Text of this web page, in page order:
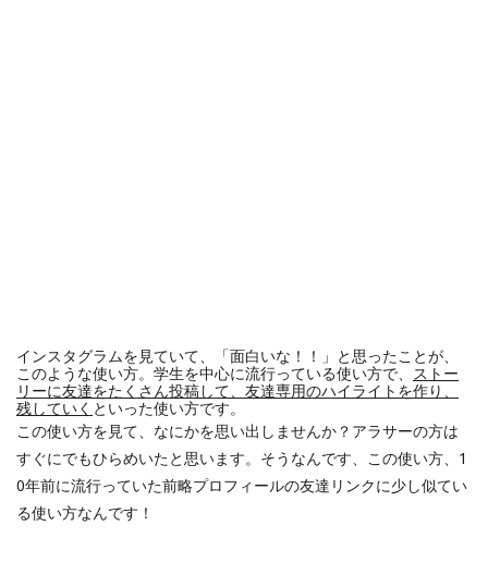
インスタグラムを見ていて、「面白いな！！」と思ったことが、
このような使い方。学生を中心に流行っている使い方で、 ストー
リーに友達をたくさん投稿して、友達専用のハイライトを作り、
残していく といった使い方です。
この使い方を見て、なにかを思い出しませんか？アラサーの方は
すぐにでもひらめいたと思います。そうなんです、この使い方、1
0年前に流行っていた前略プロフィールの友達リンクに少し似てい
る使い方なんです！